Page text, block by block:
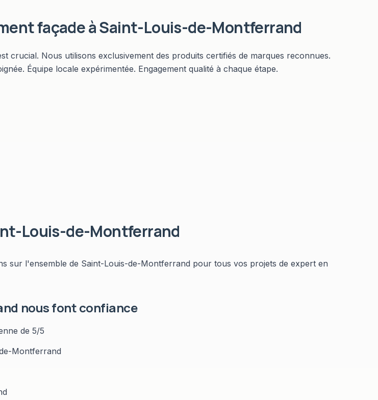
façadeàSaint-Louis-de-Montferrand
Nous utilisons exclusivement des produits certifiés de marques reconnues.
Équipe locale expérimentée. Engagement qualité à chaque étape.
Louis-de-Montferrand
sur l'ensemble de Saint-Louis-de-Montferrand pour tous vos projets de expert en
nous font confiance
de 5/5
Montferrand